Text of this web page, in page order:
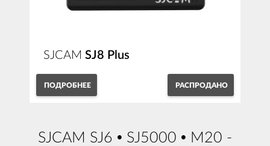
SJCAM SJ8 Plus
ПОДРОБНЕЕ РАСПРОДАНО
SJCAM SJ6 • SJ5000 • M20 -